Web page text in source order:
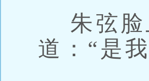
朱弦脸
道：“是